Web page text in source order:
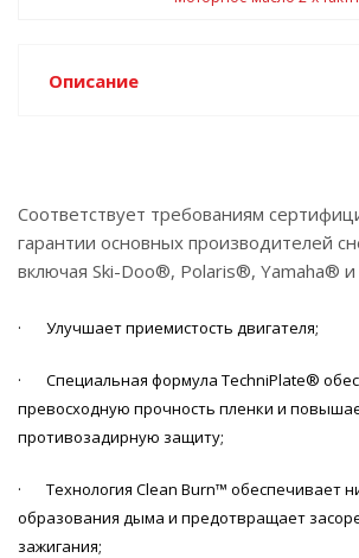
Описание
Соответствует требованиям
гарантии основных производителей
включая Ski-Doo®, Polaris®, Yamaha®
· Улучшает приемистость двигателя;
· Специальная формула TechniPlate®
превосходную прочность пленки и
противозадирную защиту;
· Технология Clean Burn™ обеспечивает
образования дыма и предотвращает
зажигания;